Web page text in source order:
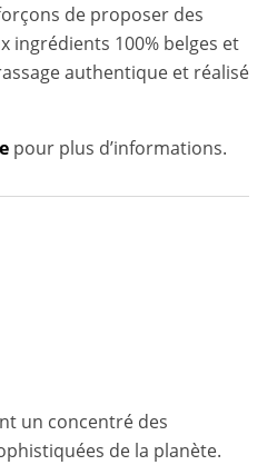
de proposer des
ingrédients 100% belges et
authentique et réalisé
pour plus d’informations.
un concentré des
de la planète.